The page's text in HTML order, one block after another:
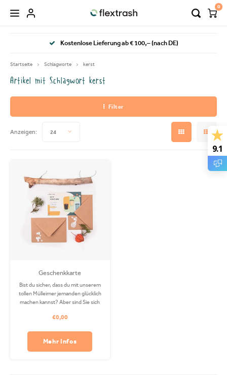
9.1
Hoofdmenu / flextrash mülleimer
FLEXTRASH SMALL
FLEXTRASH LARGE
Hoofdmenu / camping mülleimer
Nederlands
Deutsch
0
Kostenlose Lieferung ab € 100,– (nach DE)
Startseite Schlagworte kerst
Artikel mit Schlagwort kerst
Filter
Anzeigen: 24
Geschenkkarte
Bist du sicher, dass du mit unserem
tollen Mülleimer jemanden glücklich
machen kannst? Aber sind Sie sich
so sicher? Dann ist diese
Menge.
€0,00
Mehr Infos